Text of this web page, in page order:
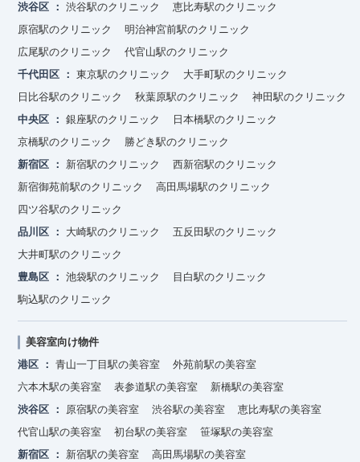
渋谷区
渋谷駅のクリニック
恵比寿駅のクリニック
原宿駅のクリニック
明治神宮前駅のクリニック
広尾駅のクリニック
代官山駅のクリニック
千代田区
東京駅のクリニック
大手町駅のクリニック
日比谷駅のクリニック
秋葉原駅のクリニック
神田駅のクリニック
中央区
銀座駅のクリニック
日本橋駅のクリニック
京橋駅のクリニック
勝どき駅のクリニック
新宿区
新宿駅のクリニック
西新宿駅のクリニック
新宿御苑前駅のクリニック
高田馬場駅のクリニック
四ツ谷駅のクリニック
品川区
大崎駅のクリニック
五反田駅のクリニック
大井町駅のクリニック
豊島区
池袋駅のクリニック
目白駅のクリニック
駒込駅のクリニック
美容室向け物件
港区
青山一丁目駅の美容室
外苑前駅の美容室
六本木駅の美容室
表参道駅の美容室
新橋駅の美容室
渋谷区
原宿駅の美容室 渋谷駅の美容室
恵比寿駅の美容室
代官山駅の美容室
初台駅の美容室
笹塚駅の美容室
新宿区
新宿駅の美容室
高田馬場駅の美容室